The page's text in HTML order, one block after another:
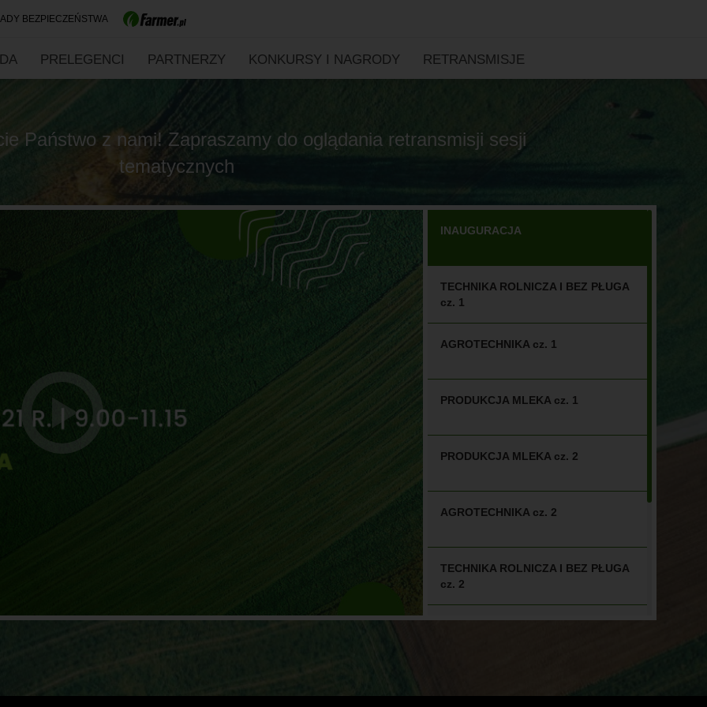
PRELEGENCI PARTNERZY KONKURSY I NAGRODY RETRANSMISJE
BEZPIECZEŃSTWA
Państwo z nami! Zapraszamy do oglądania retransmisji sesji
tematycznych
INAUGURACJA
TECHNIKA ROLNICZA I BEZ PŁUGA
cz. 1
AGROTECHNIKA cz. 1
PRODUKCJA MLEKA cz. 1
PRODUKCJA MLEKA cz. 2
AGROTECHNIKA cz. 2
TECHNIKA ROLNICZA I BEZ PŁUGA
cz. 2